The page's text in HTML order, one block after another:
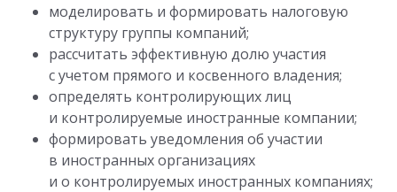
моделировать и формировать налоговую
структуру группы компаний;
рассчитать эффективную долю участия
с учетом прямого и косвенного владения;
определять контролирующих лиц
и контролируемые иностранные компании;
формировать уведомления об участии
в иностранных организациях
и о контролируемых иностранных компаниях;